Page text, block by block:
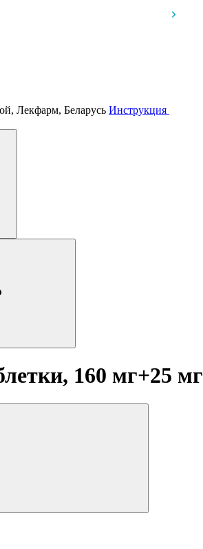
Лекфарм, Беларусь Инструкция
160 мг+25 мг